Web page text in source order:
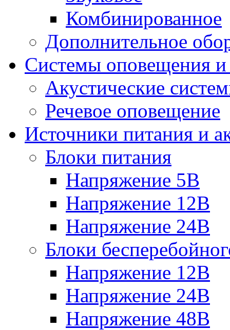
Комбинированное
Дополнительное
Системы оповещения и
Акустические
Речевое оповещение
Источники питания и
Блоки питания
Напряжение 5В
Напряжение 12В
Напряжение 24В
Блоки
Напряжение 12В
Напряжение 24В
Напряжение 48В